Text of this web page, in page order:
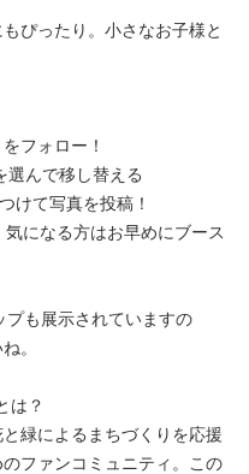
ぴったり。小さなお子様と
フォロー！
んで移し替える
けて写真を投稿！
になる方はお早めにブース
も展示されていますの
。
は？
緑によるまちづくりを応援
ファンコミュニティ。この